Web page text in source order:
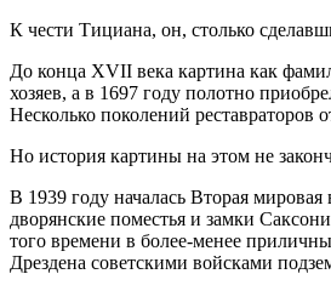
К чести Тициана, он, столько
До конца XVII века картина как
хозяев, а в 1697 году полотно
Несколько поколений реставраторов
Но история картины на этом не
В 1939 году началась Вторая
дворян­ские поместья и замки
того времени в более-менее
Дрездена советскими войсками